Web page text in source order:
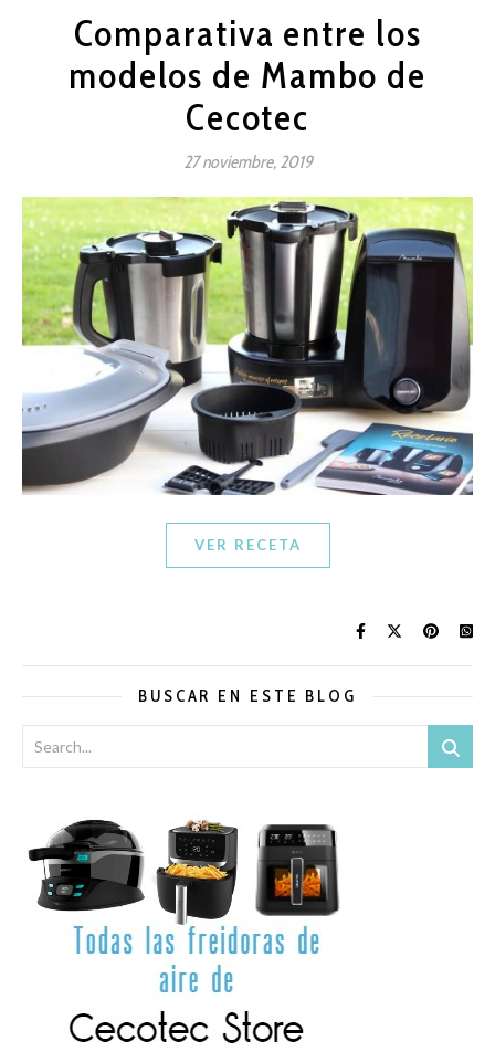
Comparativa entre los
modelos de Mambo de
Cecotec
27 noviembre, 2019
VER RECETA
BUSCAR EN ESTE BLOG